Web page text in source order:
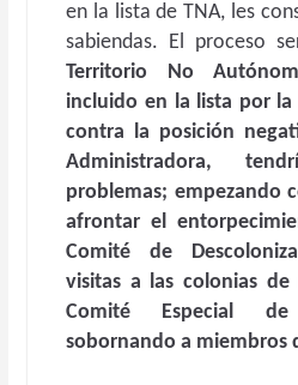
en la lista de TNA, les
sabiendas. El proceso
Territorio No
incluido en la lista por la
contra la posición
Administradora,
problemas; empezando
afrontar el
Comité de
visitas a las colonias de
Comité Especial de
sobornando a miembros